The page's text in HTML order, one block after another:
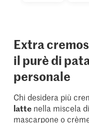
Extra
il purè di
personale
Chi desidera più
latte nella miscela
mascarponeo